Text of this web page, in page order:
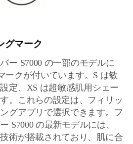
グマーク
ー S7000 の一部のモデルに
ークが付いています。S は敏
定、XS は超敏感肌用シェー
。これらの設定は、フィリッ
グアプリで選択できます。フ
S7000 の最新モデルには、
術が搭載されており、肌に合